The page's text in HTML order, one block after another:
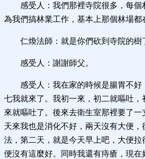
感受人：我們那裡寺院很多，每個
為我們搞林業工作，基本上那個林場都
仁煥法師：就是你們砍到寺院的樹
感受人：謝謝師父。
感受人：我在家的時候是腸胃不好
七我就來了。我初一來，初二就嘔吐，
來就嘔吐了。後來去衛生室那裡要了
天來我也是消化不好，兩天沒有大便
法，第二天，就是今天早上吧，大便拉
便沒有這麼好。同時我還有痔瘡，現在